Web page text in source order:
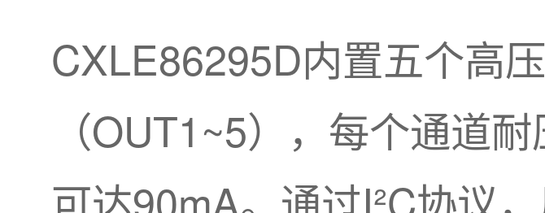
CXLE86295D内置五个高
（OUT1~5），每个通道
可达90mA。通过I²C协议